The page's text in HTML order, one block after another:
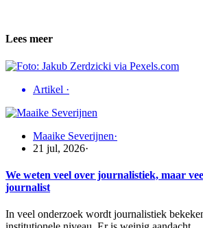
Lees meer
Artikel ·
Maaike Severijnen·
21 jul, 2026·
We weten veel over journalistiek, maar
journalist
In veel onderzoek wordt journalistiek